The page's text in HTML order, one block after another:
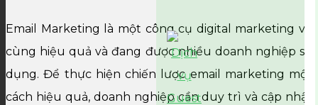
Email Marketing là một công cụ digital marketing vô
cùng hiệu quả và đang được nhiều doanh nghiệp sử
dụng. Để thực hiện chiến lược email marketing một
cách hiệu quả, doanh nghiệp cần duy trì và cập nhật